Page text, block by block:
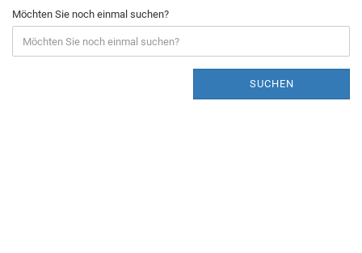
Möchten Sie noch einmal suchen?
SUCHEN